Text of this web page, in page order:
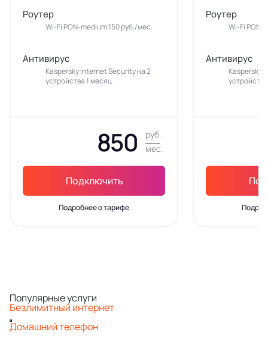
Роутер
Wi-Fi PON-medium 150 руб./мес.
Антивирус
Kaspersky Internet Security на 2
устройства 1 месяц
850
руб.
мес.
Подключить
Подробнее о тарифе
Роутер
Wi-Fi PON-
Антивирус
Kaspersky
Популярные услуги
Безлимитный интернет
Домашний телефон